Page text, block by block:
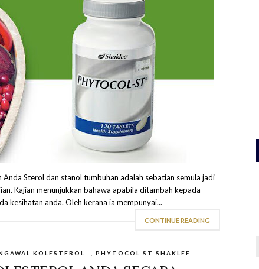
Sterol dan stanol tumbuhan adalah sebatian semula jadi
Kajian menunjukkan bahawa apabila ditambah kepada
kesihatan anda. Oleh kerana ia mempunyai...
CONTINUE READING
KOLESTEROL ,PHYTOCOL ST SHAKLEE